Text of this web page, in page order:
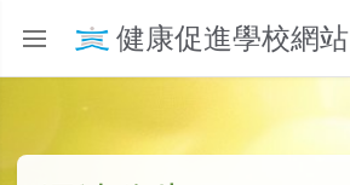
健康促進學校網站